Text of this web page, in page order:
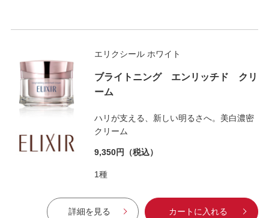
エリクシール ホワイト
ブライトニング エンリッチド クリ
ーム
ハリが支える、新しい明るさへ。美白濃密
クリーム
9,350円 （税込）
1種
詳細を見る カートに入れる